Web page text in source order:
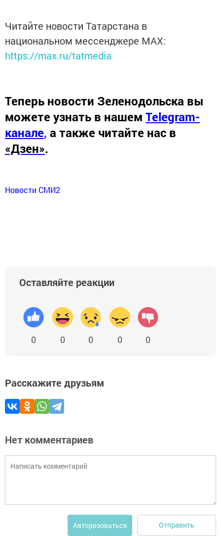
Читайте новости Татарстана в
национальном мессенджере MАХ:
https://max.ru/tatmedia
Теперь новости Зеленодольска вы
можете узнать в нашем Telegram-
канале, а также читайте нас в
«Дзен».
Новости СМИ2
Оставляйте реакции
0 0 0 0 0
Расскажите друзьям
Нет комментариев
Авторизоваться Отправить